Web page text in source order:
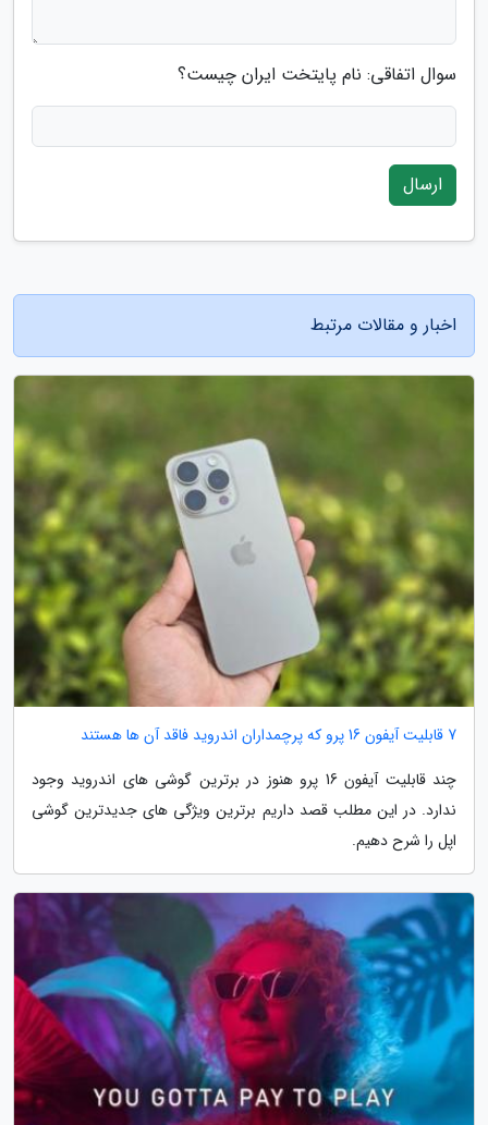
سوال اتفاقی: نام پایتخت ایران چیست؟
ارسال
اخبار و مقالات مرتبط
7 قابلیت آیفون 16 پرو که پرچمداران اندروید فاقد آن ها هستند
چند قابلیت آیفون 16 پرو هنوز در برترین گوشی های اندروید وجود
ندارد. در این مطلب قصد داریم برترین ویژگی های جدیدترین گوشی
اپل را شرح دهیم.